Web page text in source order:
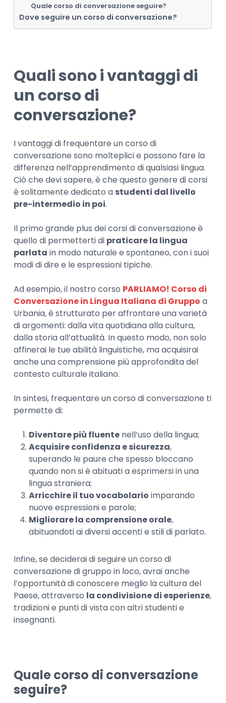
Quale corso di conversazione seguire?
Dove seguire un corso di conversazione?
Quali sono i vantaggi di
un corso di
conversazione?
I vantaggi di frequentare un corso di
conversazione sono molteplici e possono fare la
differenza nell’apprendimento di qualsiasi lingua.
Ciò che devi sapere, è che questo genere di corsi
è solitamente dedicato a studenti dal livello
pre-intermedio in poi.
Il primo grande plus dei corsi di conversazione è
quello di permetterti di praticare la lingua
parlata in modo naturale e spontaneo, con i suoi
modi di dire e le espressioni tipiche.
Ad esempio, il nostro corso PARLIAMO! Corso di
Conversazione in Lingua Italiana di Gruppo a
Urbania, è strutturato per affrontare una varietà
di argomenti: dalla vita quotidiana alla cultura,
dalla storia all’attualità. In questo modo, non solo
affinerai le tue abilità linguistiche, ma acquisirai
anche una comprensione più approfondita del
contesto culturale italiano.
In sintesi, frequentare un corso di conversazione ti
permette di:
Diventare più fluente nell’uso della lingua;
Acquisire confidenza e sicurezza,
superando le paure che spesso bloccano
quando non si è abituati a esprimersi in una
lingua straniera;
Arricchire il tuo vocabolario imparando
nuove espressioni e parole;
Migliorare la comprensione orale,
abituandoti ai diversi accenti e stili di parlato.
Infine, se deciderai di seguire un corso di
conversazione di gruppo in loco, avrai anche
l’opportunità di conoscere meglio la cultura del
Paese, attraverso la condivisione di esperienze,
tradizioni e punti di vista con altri studenti e
insegnanti.
Quale corso di conversazione
seguire?